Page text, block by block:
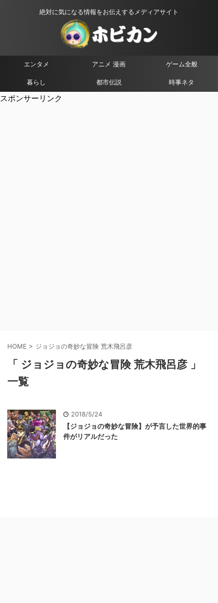
絶対に気になる情報をお伝えするメディアサイト
エンタメ アニメ 漫画 ゲーム全般
暮らし 都市伝説 時事ネタ
スポンサーリンク
HOME > ジョジョの奇妙な冒険 荒木飛呂彦
「 ジョジョの奇妙な冒険 荒木飛呂彦 」
一覧
2018/5/24
【ジョジョの奇妙な冒険】が予言した世界的事
件がリアルだった